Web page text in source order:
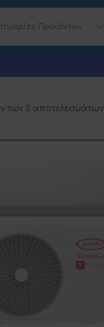
Προϊόντων
των 2 αποτελεσμάτων